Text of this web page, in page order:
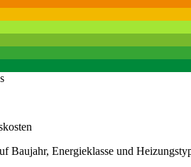
Baujahr, Energieklasse und